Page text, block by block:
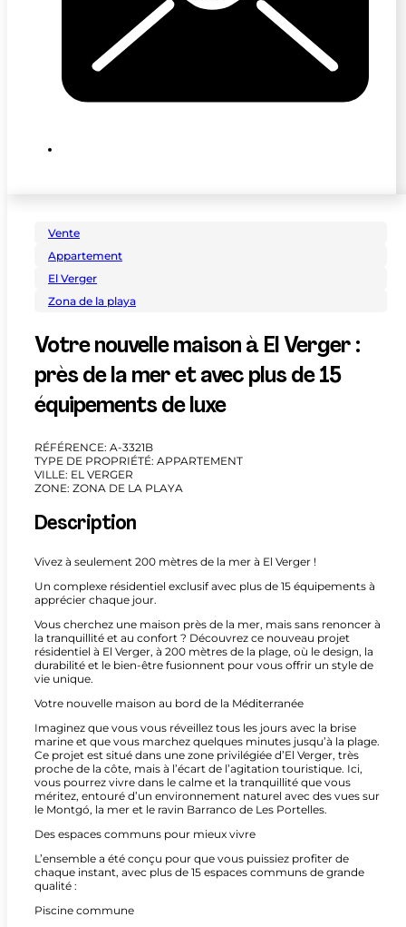
Vente
Appartement
El Verger
Zona de la playa
Votre nouvelle maison à El Verger :
près de la mer et avec plus de 15
équipements de luxe
RÉFÉRENCE: A-3321B
TYPE DE PROPRIÉTÉ: APPARTEMENT
VILLE: EL VERGER
ZONE: ZONA DE LA PLAYA
Description
Vivez à seulement 200 mètres de la mer à El Verger !
Un complexe résidentiel exclusif avec plus de 15 équipements à
apprécier chaque jour.
Vous cherchez une maison près de la mer, mais sans renoncer à
la tranquillité et au confort ? Découvrez ce nouveau projet
résidentiel à El Verger, à 200 mètres de la plage, où le design, la
durabilité et le bien-être fusionnent pour vous offrir un style de
vie unique.
Votre nouvelle maison au bord de la Méditerranée
Imaginez que vous vous réveillez tous les jours avec la brise
marine et que vous marchez quelques minutes jusqu’à la plage.
Ce projet est situé dans une zone privilégiée d’El Verger, très
proche de la côte, mais à l’écart de l’agitation touristique. Ici,
vous pourrez vivre dans le calme et la tranquillité que vous
méritez, entouré d’un environnement naturel avec des vues sur
le Montgó, la mer et le ravin Barranco de Les Portelles.
Des espaces communs pour mieux vivre
L’ensemble a été conçu pour que vous puissiez profiter de
chaque instant, avec plus de 15 espaces communs de grande
qualité :
Piscine commune